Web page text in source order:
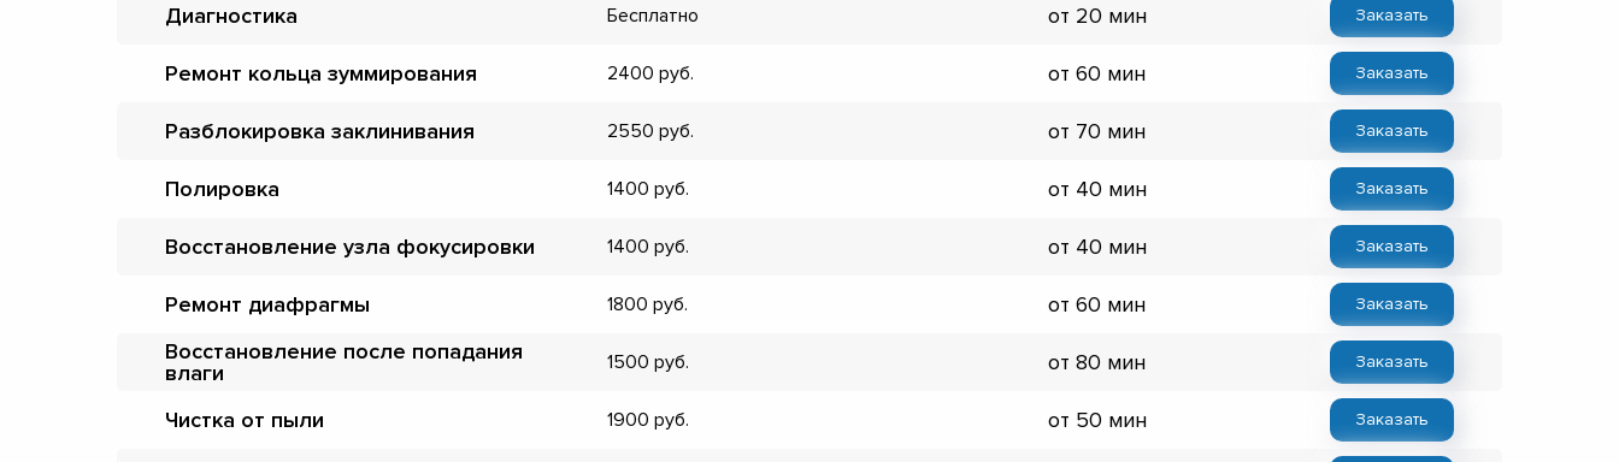
Диагностика Бесплатно от 20 мин Заказать
Ремонт кольца зуммирования 2400 от 60 мин Заказать
Разблокировка заклинивания 2550 от 70 мин Заказать
Полировка 1400 от 40 мин Заказать
Восстановление узла фокусировки 1400 от 40 мин Заказать
Ремонт диафрагмы 1800 от 60 мин Заказать
Восстановление после попадания
влаги
1500 от 80 мин Заказать
Чистка от пыли 1900 от 50 мин Заказать